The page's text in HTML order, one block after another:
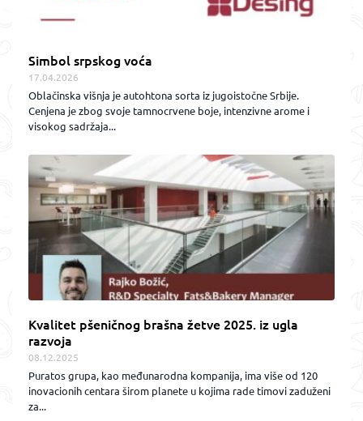
Simbol srpskog voća
17.04.2026
Oblačinska višnja je autohtona sorta iz jugoistočne Srbije.
Cenjena je zbog svoje tamnocrvene boje, intenzivne arome i
visokog sadržaja...
Kvalitet pšeničnog brašna žetve 2025. iz ugla
razvoja
08.12.2025
Puratos grupa, kao međunarodna kompanija, ima više od 120
inovacionih centara širom planete u kojima rade timovi zaduženi
za...